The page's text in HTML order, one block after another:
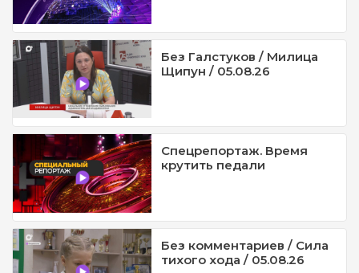
Без Галстуков / Милица
Щипун / 05.08.26
Спецрепортаж. Время
крутить педали
Без комментариев / Сила
тихого хода / 05.08.26